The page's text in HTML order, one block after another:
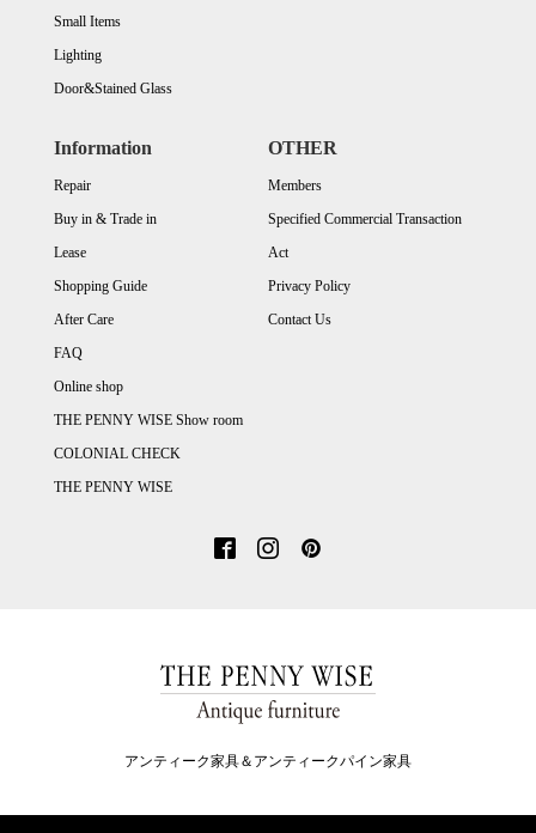
Small Items
Lighting
Door&Stained Glass
Information
Repair
Buy in & Trade in
Lease
Shopping Guide
After Care
FAQ
Online shop
THE PENNY WISE Show room
COLONIAL CHECK
THE PENNY WISE
OTHER
Members
Specified Commercial Transaction
Act
Privacy Policy
Contact Us
アンティーク家具＆アンティークパイン家具